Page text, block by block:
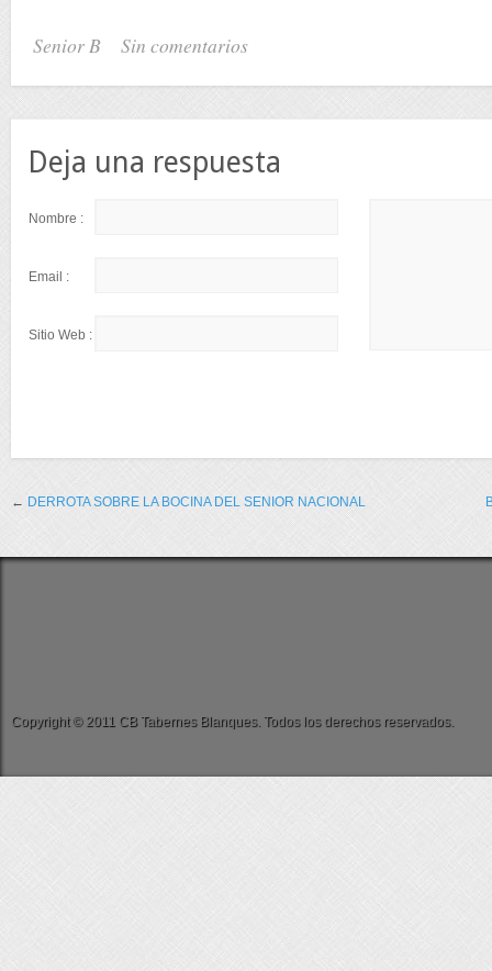
Senior B Sin comentarios
Deja una respuesta
Nombre :
Email :
Sitio Web :
← DERROTA SOBRE LA BOCINA DEL SENIOR NACIONAL
Copyright © 2011 CB Tabernes Blanques. Todos los derechos reservados.